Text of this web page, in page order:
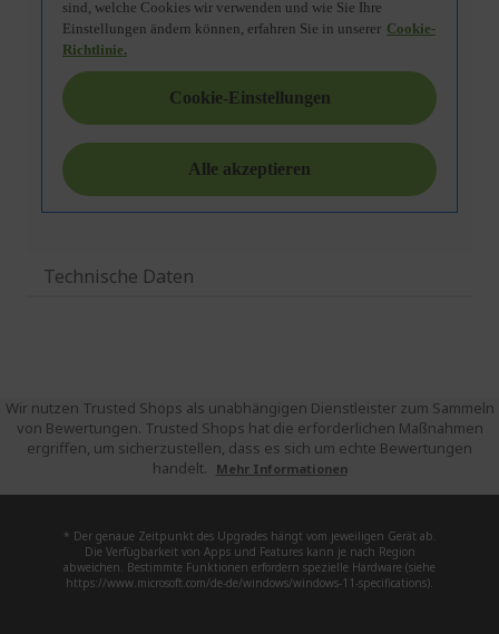
Technische Daten
Wir nutzen Trusted Shops als unabhängigen Dienstleister zum Sammeln
von Bewertungen. Trusted Shops hat die erforderlichen Maßnahmen
ergriffen, um sicherzustellen, dass es sich um echte Bewertungen
handelt.
Mehr Informationen
* Der genaue Zeitpunkt des Upgrades hängt vom jeweiligen Gerät ab.
Die Verfügbarkeit von Apps und Features kann je nach Region
abweichen. Bestimmte Funktionen erfordern spezielle Hardware (siehe
https://www.microsoft.com/de-de/windows/windows-11-specifications).